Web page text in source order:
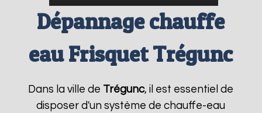
Dépannage chauffe
eau Frisquet Trégunc
Dans la ville de Trégunc, il est essentiel de
disposer d'un système de chauffe-eau